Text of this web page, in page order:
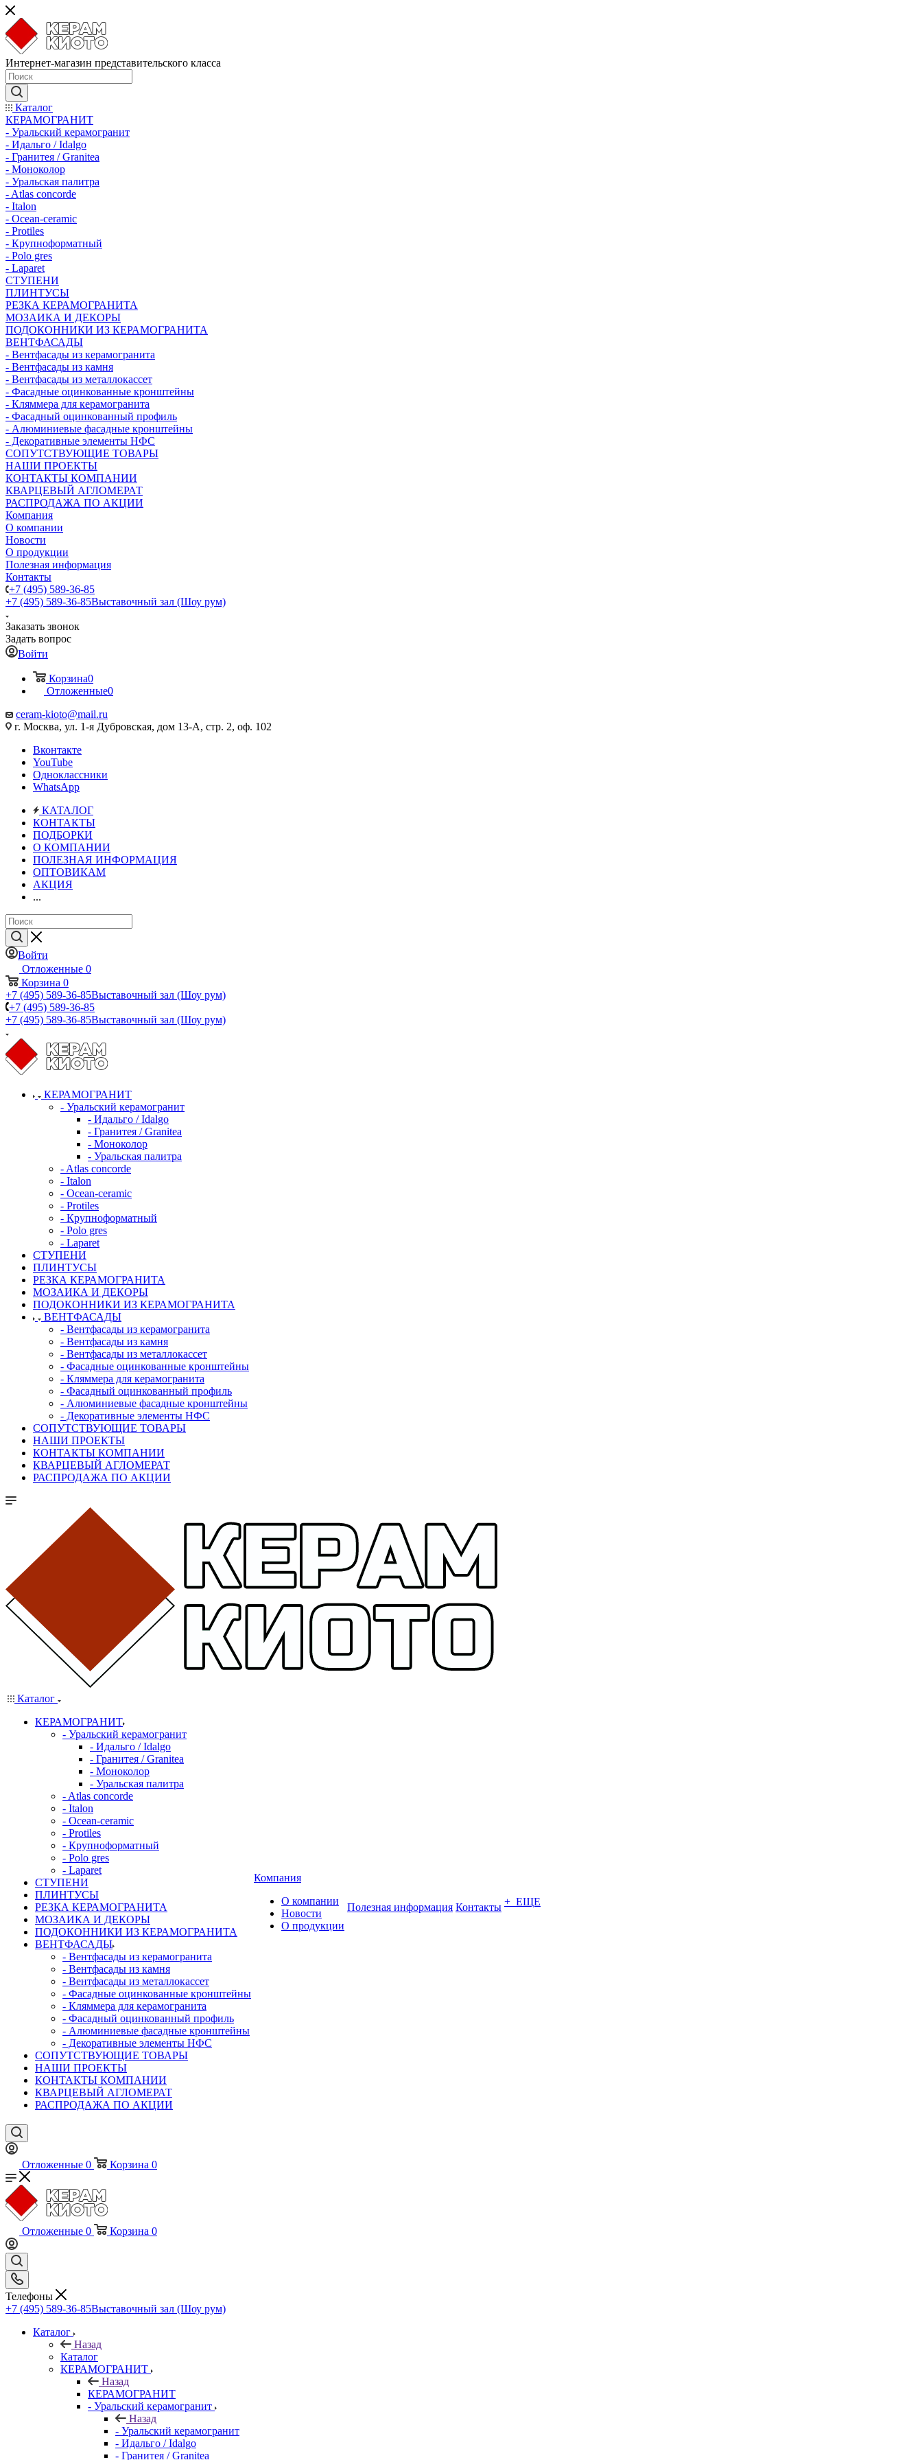
Интернет-магазин представительского класса
Каталог
КЕРАМОГРАНИТ
- Уральский керамогранит
- Идальго / Idalgo
- Гранитея / Granitea
- Моноколор
- Уральская палитра
- Atlas concorde
- Italon
- Ocean-ceramic
- Protiles
- Крупноформатный
- Polo gres
- Laparet
СТУПЕНИ
ПЛИНТУСЫ
РЕЗКА КЕРАМОГРАНИТА
МОЗАИКА И ДЕКОРЫ
ПОДОКОННИКИ ИЗ КЕРАМОГРАНИТА
ВЕНТФАСАДЫ
- Вентфасады из керамогранита
- Вентфасады из камня
- Вентфасады из металлокассет
- Фасадные оцинкованные кронштейны
- Кляммера для керамогранита
- Фасадный оцинкованный профиль
- Алюминиевые фасадные кронштейны
- Декоративные элементы НФС
СОПУТСТВУЮЩИЕ ТОВАРЫ
НАШИ ПРОЕКТЫ
КОНТАКТЫ КОМПАНИИ
КВАРЦЕВЫЙ АГЛОМЕРАТ
РАСПРОДАЖА ПО АКЦИИ
Компания
О компании
Новости
О продукции
Полезная информация
Контакты
+7 (495) 589-36-85
+7 (495) 589-36-85Выставочный зал (Шоу рум)
Заказать звонок
Задать вопрос
Войти
Корзина0
Отложенные0
ceram-kioto@mail.ru
г. Москва, ул. 1-я Дубровская, дом 13-А, стр. 2, оф. 102
Вконтакте
YouTube
Одноклассники
WhatsApp
КАТАЛОГ
КОНТАКТЫ
ПОДБОРКИ
О КОМПАНИИ
ПОЛЕЗНАЯ ИНФОРМАЦИЯ
ОПТОВИКАМ
АКЦИЯ
...
Войти
Отложенные 0
Корзина 0
+7 (495) 589-36-85Выставочный зал (Шоу рум)
+7 (495) 589-36-85
+7 (495) 589-36-85Выставочный зал (Шоу рум)
КЕРАМОГРАНИТ
- Уральский керамогранит
- Идальго / Idalgo
- Гранитея / Granitea
- Моноколор
- Уральская палитра
- Atlas concorde
- Italon
- Ocean-ceramic
- Protiles
- Крупноформатный
- Polo gres
- Laparet
СТУПЕНИ
ПЛИНТУСЫ
РЕЗКА КЕРАМОГРАНИТА
МОЗАИКА И ДЕКОРЫ
ПОДОКОННИКИ ИЗ КЕРАМОГРАНИТА
ВЕНТФАСАДЫ
- Вентфасады из керамогранита
- Вентфасады из камня
- Вентфасады из металлокассет
- Фасадные оцинкованные кронштейны
- Кляммера для керамогранита
- Фасадный оцинкованный профиль
- Алюминиевые фасадные кронштейны
- Декоративные элементы НФС
СОПУТСТВУЮЩИЕ ТОВАРЫ
НАШИ ПРОЕКТЫ
КОНТАКТЫ КОМПАНИИ
КВАРЦЕВЫЙ АГЛОМЕРАТ
РАСПРОДАЖА ПО АКЦИИ
Каталог
КЕРАМОГРАНИТ
- Уральский керамогранит
- Идальго / Idalgo
- Гранитея / Granitea
- Моноколор
- Уральская палитра
- Atlas concorde
- Italon
- Ocean-ceramic
- Protiles
- Крупноформатный
- Polo gres
- Laparet
СТУПЕНИ
ПЛИНТУСЫ
РЕЗКА КЕРАМОГРАНИТА
МОЗАИКА И ДЕКОРЫ
ПОДОКОННИКИ ИЗ КЕРАМОГРАНИТА
ВЕНТФАСАДЫ
- Вентфасады из керамогранита
- Вентфасады из камня
- Вентфасады из металлокассет
- Фасадные оцинкованные кронштейны
- Кляммера для керамогранита
- Фасадный оцинкованный профиль
- Алюминиевые фасадные кронштейны
- Декоративные элементы НФС
СОПУТСТВУЮЩИЕ ТОВАРЫ
НАШИ ПРОЕКТЫ
КОНТАКТЫ КОМПАНИИ
КВАРЦЕВЫЙ АГЛОМЕРАТ
РАСПРОДАЖА ПО АКЦИИ
Компания
О компании
Новости
О продукции
Полезная информация Контакты + ЕЩЕ
Отложенные 0 Корзина 0
Отложенные 0 Корзина 0
Телефоны
+7 (495) 589-36-85Выставочный зал (Шоу рум)
Каталог
Назад
Каталог
КЕРАМОГРАНИТ
Назад
КЕРАМОГРАНИТ
- Уральский керамогранит
Назад
- Уральский керамогранит
- Идальго / Idalgo
- Гранитея / Granitea